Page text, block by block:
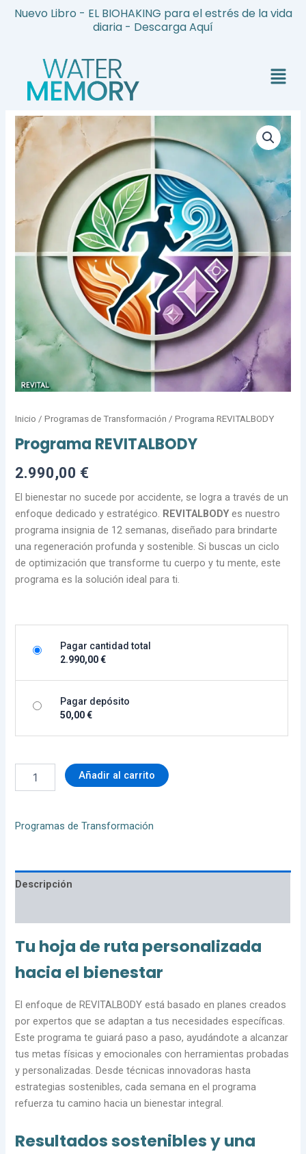
Nuevo Libro - EL BIOHAKING para el estrés de la vida
diaria - Descarga Aquí
Menú
Inicio /Programas de Transformación / Programa REVITALBODY
Programa REVITALBODY
2.990,00 €
El bienestar no sucede por accidente, se logra a través de un
enfoque dedicado y estratégico. REVITALBODYes nuestro
programa insignia de 12 semanas, diseñado para brindarte
una regeneración profunda y sostenible. Si buscas un ciclo
de optimización que transforme tu cuerpo y tu mente, este
programa es la solución ideal para ti.
Pagar cantidad total
2.990,00€
Pagar depósito
50,00€
Programa
REVITALBODY
cantidad
Añadir al carrito
Programas de Transformación
Descripción
Tu hoja de ruta personalizada
hacia el bienestar
El enfoque de REVITALBODY está basado en planes creados
por expertos que se adaptan a tus necesidades específicas.
Este programa te guiará paso a paso, ayudándote a alcanzar
tus metas físicas y emocionales con herramientas probadas
y personalizadas. Desde técnicas innovadoras hasta
estrategias sostenibles, cada semana en el programa
refuerza tu camino hacia un bienestar integral.
Resultados sostenibles y una